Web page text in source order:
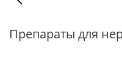
Препараты для